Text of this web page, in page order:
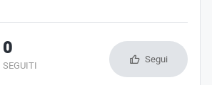
SEGUITI
0 Segui